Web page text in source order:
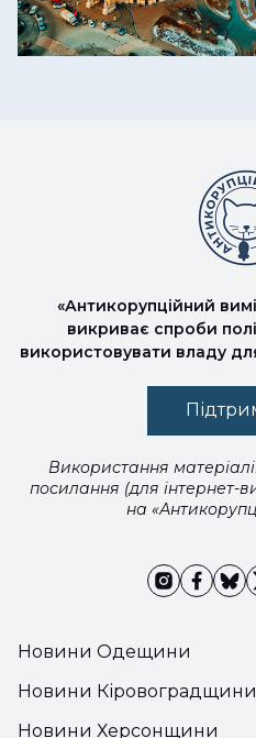
Новини Одещини
Новини Кіровоградщини
Новини Херсонщини
«Антикорупційний
викриває спроби
використовувати владу
Використання
посилання (для інтернет-
на